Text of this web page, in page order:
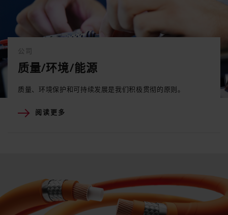
质量/环境/能源
质量、环境保护和可持续发展是我们积极贯彻的原则。
阅读更多